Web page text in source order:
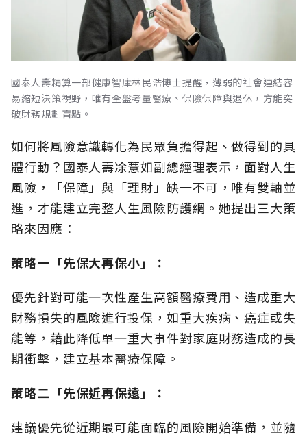
國泰人壽精算一部健康智庫林民浩博士提醒，薄弱的社會連結容
易縮短決策視野，唯有全盤考量醫療、保險保障與退休，方能突
破財務規劃盲點。
如何將風險意識轉化為民眾負擔得起、做得到的具
體行動？國泰人壽凃薏如副總經理表示，面對人生
風險，「保障」與「理財」缺一不可，唯有雙軸並
進，才能建立完整人生風險防護網。她提出三大策
略來因應：
策略一「先保大再保小」：
優先針對可能一次性產生高額醫療費用、造成重大
財務損失的風險進行投保，如重大疾病、癌症或失
能等，藉此降低單一重大事件對家庭財務造成的長
期衝擊，建立基本醫療保障。
策略二「先保近再保遠」：
建議優先從近期最可能面臨的風險開始準備，並隨